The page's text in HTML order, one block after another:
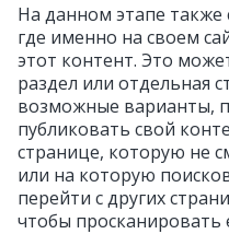
На данном этапе также
где именно на своем
этот контент. Это
раздел или отдельная
возможные варианты,
публиковать свой
странице, которую не
или на которую
перейти с других
чтобы просканировать